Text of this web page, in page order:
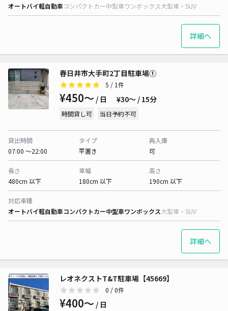
オートバイ軽自動車コンパクトカー中型車ワンボックス大型車・SUV
詳細へ
春日井市大手町2丁目駐車場①
5 / 1件
¥450〜 / 日 ¥30〜 / 15分
時間貸し可 当日予約不可
貸出時間
07:00 〜22:00
タイプ
平置き
再入庫
可
長さ
480cm 以下
車幅
180cm 以下
高さ
190cm 以下
対応車種
オートバイ軽自動車コンパクトカー中型車ワンボックス大型車・SUV
詳細へ
レオネクストT&T駐車場【45669】
0 / 0件
¥400〜 / 日